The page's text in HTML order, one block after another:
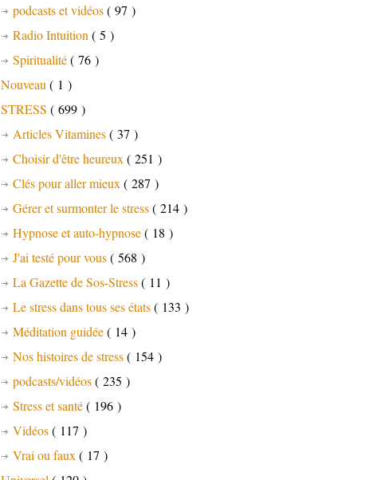
podcasts et vidéos( 97 )
Radio Intuition ( 5 )
Spiritualité( 76 )
Nouveau ( 1 )
STRESS ( 699 )
Articles Vitamines( 37 )
Choisir d'être heureux ( 251 )
Clés pour aller mieux ( 287 )
Gérer et surmonter le stress( 214 )
Hypnose et auto-hypnose( 18 )
J'ai testé pour vous( 568 )
La Gazette de Sos-Stress( 11 )
Le stress dans tous ses états( 133 )
Méditation guidée( 14 )
Nos histoires de stress( 154 )
podcasts/vidéos( 235 )
Stress et santé( 196 )
Vidéos( 117 )
Vrai ou faux ( 17 )